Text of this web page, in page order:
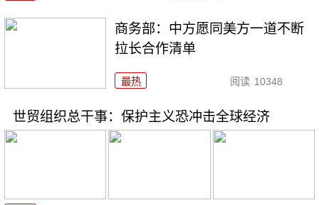
商务部：中方愿同美方一道不断
拉长合作清单
最热 阅读 10348
世贸组织总干事：保护主义恐冲击全球经济